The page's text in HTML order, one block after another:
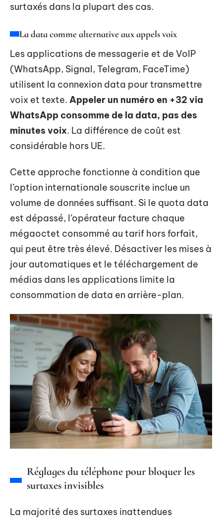
surtaxés dans la plupart des cas.
La data comme alternative aux appels voix
Les applications de messagerie et de VoIP
(WhatsApp, Signal, Telegram, FaceTime)
utilisent la connexion data pour transmettre
voix et texte. Appeler un numéro en +32 via
WhatsApp consomme de la data, pas des
minutes voix. La différence de coût est
considérable hors UE.
Cette approche fonctionne à condition que
l’option internationale souscrite inclue un
volume de données suffisant. Si le quota data
est dépassé, l’opérateur facture chaque
mégaoctet consommé au tarif hors forfait,
qui peut être très élevé. Désactiver les mises à
jour automatiques et le téléchargement de
médias dans les applications limite la
consommation de data en arrière-plan.
Réglages du téléphone pour bloquer les
surtaxes invisibles
La majorité des surtaxes inattendues